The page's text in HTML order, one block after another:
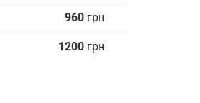
960 грн
1200 грн